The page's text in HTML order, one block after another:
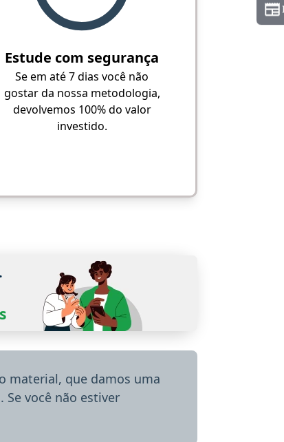
Estude com segurança
Se em até 7 dias você não
gostar da nossa metodologia,
devolvemos 100% do valor
investido.
material, que damos uma
Se você não estiver